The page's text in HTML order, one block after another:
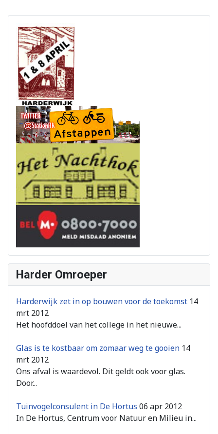
Harder Omroeper
Harderwijk zet in op bouwen voor de toekomst 14
mrt 2012
Het hoofddoel van het college in het nieuwe...
Glas is te kostbaar om zomaar weg te gooien 14
mrt 2012
Ons afval is waardevol. Dit geldt ook voor glas.
Door...
Tuinvogelconsulent in De Hortus 06 apr 2012
In De Hortus, Centrum voor Natuur en Milieu in...